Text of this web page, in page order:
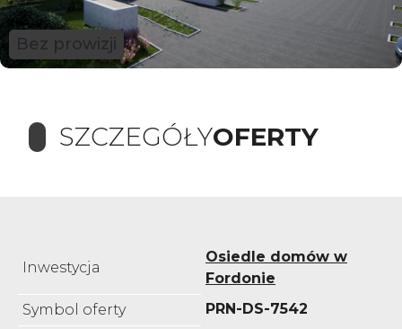
Bez prowizji
SZCZEGÓŁYOFERTY
Inwestycja
Osiedle domów w
Fordonie
Symbol oferty
PRN-DS-7542